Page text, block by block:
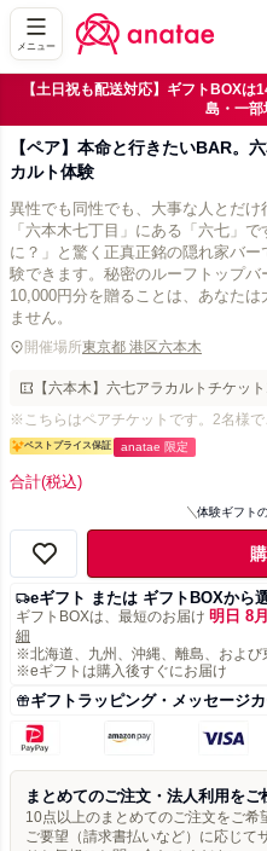
メニュー
【土日祝も配送対応】ギフトBOX
島・一部
【ペア】本命と行きたいBAR。
カルト体験
異性でも同性でも、大事な人とだ
「六本木七丁目」にある「六七」
に？」と驚く正真正銘の隠れ家バ
験できます。秘密のルーフトップ
10,000円分を贈ることは、あなた
ません。
開催場所東京都 港区六本木
【六本木】六七アラカルトチケッ
※こちらはペアチケットです。2名様で
ベストプライス保証 anatae 限定
合計(税込)
体験ギフト
eギフト または ギフトBOXから
ギフトBOXは、最短のお届け 明日 8
細
※北海道、九州、沖縄、離島、および
※eギフトは購入後すぐにお届け
ギフトラッピング・メッセージ
まとめてのご注文・法人利用をご
10点以上のまとめてのご注文をご
ご要望（請求書払いなど）に応じて